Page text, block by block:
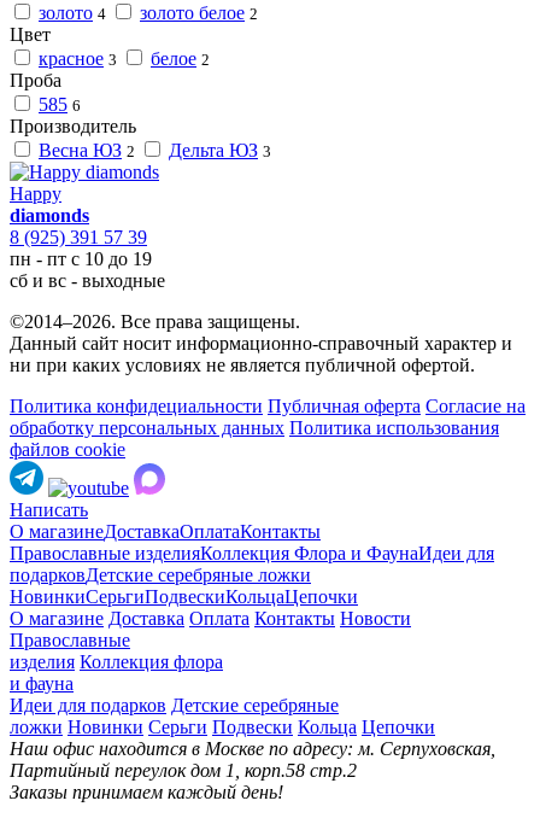
золото 4 золото белое 2
Цвет
красное 3 белое 2
Проба
585 6
Производитель
Весна ЮЗ 2 Дельта ЮЗ 3
Happy
diamonds
8 (925) 391 57 39
пн - пт с 10 до 19
сб и вс - выходные
©2014–2026. Все права защищены.
Данный сайт носит информационно-справочный характер и
ни при каких условиях не является публичной офертой.
Политика конфидециальности Публичная оферта Согласие на
обработку персональных данных Политика использования
файлов cookie
Написать
О магазинеДоставкаОплатаКонтакты
Православные изделияКоллекция Флора и ФаунаИдеи для
подарковДетские серебряные ложки
НовинкиСерьгиПодвескиКольцаЦепочки
О магазине Доставка Оплата Контакты Новости
Православные
изделия Коллекция флора
и фауна
Идеи для подарков Детские серебряные
ложки Новинки Серьги Подвески Кольца Цепочки
Наш офис находится в Москве по адресу: м. Серпуховская,
Партийный переулок дом 1, корп.58 стр.2
Заказы принимаем каждый день!